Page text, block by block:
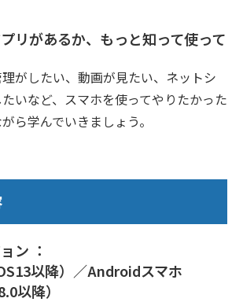
リがあるか、もっと知って使って
がしたい、動画が見たい、ネットシ
いなど、スマホを使ってやりたかった
ら学んでいきましょう。
ン ：
以降）／Androidスマホ
以降）